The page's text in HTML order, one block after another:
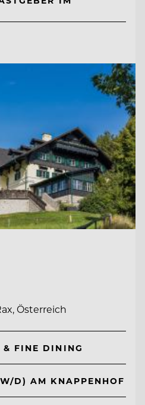
Österreich
& FINE DINING
D) AM KNAPPENHOF